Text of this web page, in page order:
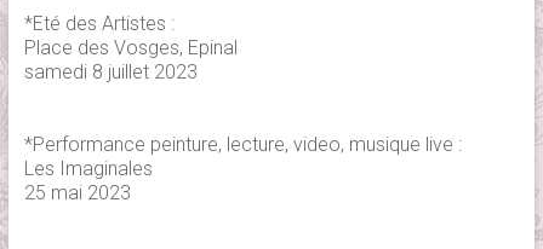
*Eté des Artistes :
Place des Vosges, Epinal
samedi 8 juillet 2023
*Performance peinture, lecture, video, musique live :
Les Imaginales
25 mai 2023